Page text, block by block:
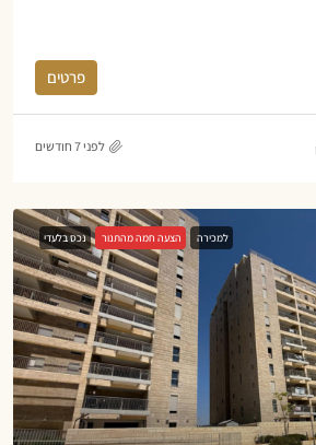
פרטים
לפני 7 חודשים
למכירה הצעה חמה מהתנור נכס בלעדי